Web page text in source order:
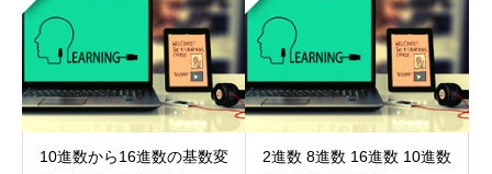
10進数から16進数の基数変
2進数 8進数 16進数 10進数